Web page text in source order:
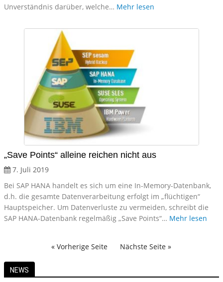
Unverständnis darüber, welche… Mehr lesen
„Save Points“ alleine reichen nicht aus
7. Juli 2019
Bei SAP HANA handelt es sich um eine In-Memory-Datenbank,
d.h. die gesamte Datenverarbeitung erfolgt im „flüchtigen“
Hauptspeicher. Um Datenverluste zu vermeiden, schreibt die
SAP HANA-Datenbank regelmäßig „Save Points“… Mehr lesen
« Vorherige Seite Nächste Seite »
NEWS